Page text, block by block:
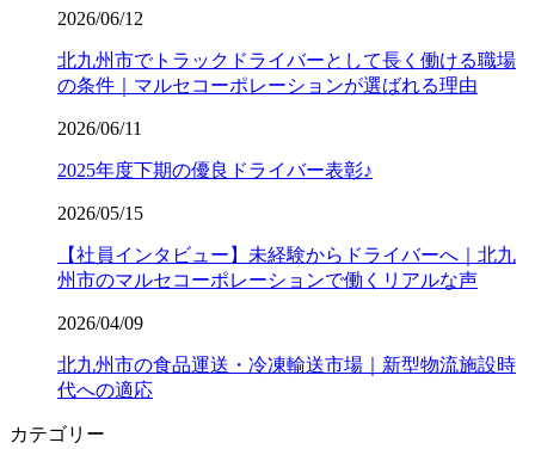
2026/06/12
北九州市でトラックドライバーとして長く働ける職場
の条件｜マルセコーポレーションが選ばれる理由
2026/06/11
2025年度下期の優良ドライバー表彰♪
2026/05/15
【社員インタビュー】未経験からドライバーへ｜北九
州市のマルセコーポレーションで働くリアルな声
2026/04/09
北九州市の食品運送・冷凍輸送市場｜新型物流施設時
代への適応
カテゴリー